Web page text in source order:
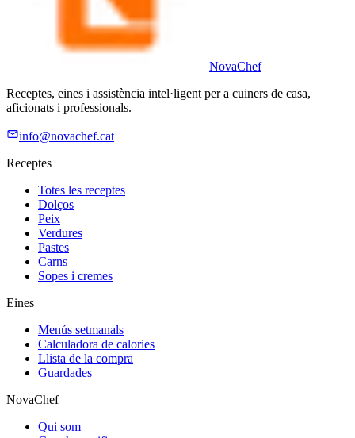
NovaChef
Receptes, eines i assistència intel·ligent per a cuiners de casa,
aficionats i professionals.
info@novachef.cat
Receptes
Totes les receptes
Dolços
Peix
Verdures
Pastes
Carns
Sopes i cremes
Eines
Menús setmanals
Calculadora de calories
Llista de la compra
Guardades
NovaChef
Qui som